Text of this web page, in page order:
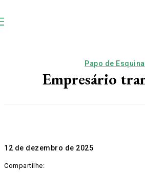
Papo de Esquina
Empresário
12 de dezembro de 2025
Compartilhe: